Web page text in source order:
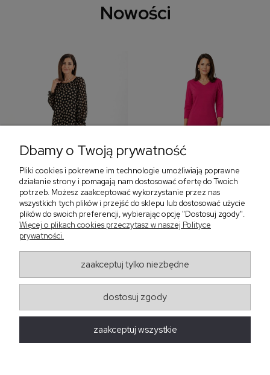
Nowości
Sukienka z falbaną i
bufiastym rękawem w
405,30 zł
Sukienka z dekoltem w
299,00 zł
‹
Regulaminy
Obsługa zamówień
Dbamy o Twoją prywatność
Pliki cookies i pokrewne im technologie umożliwiają poprawne
działanie strony i pomagają nam dostosować ofertę do Twoich
potrzeb. Możesz zaakceptować wykorzystanie przez nas
wszystkich tych plików i przejść do sklepu lub dostosować użycie
plików do swoich preferencji, wybierając opcję "Dostosuj zgody".
Więcej o plikach cookies przeczytasz w naszej Polityce
prywatności.
zaakceptuj tylko niezbędne
dostosuj zgody
zaakceptuj wszystkie